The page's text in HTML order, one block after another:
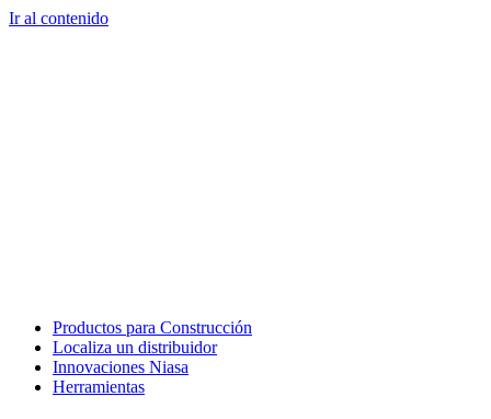
Ir al contenido
Productos para Construcción
Localiza un distribuidor
Innovaciones Niasa
Herramientas